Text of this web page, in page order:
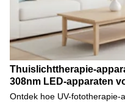
Thuislichttherapie-
308nm LED-apparaten
Ontdek hoe UV-